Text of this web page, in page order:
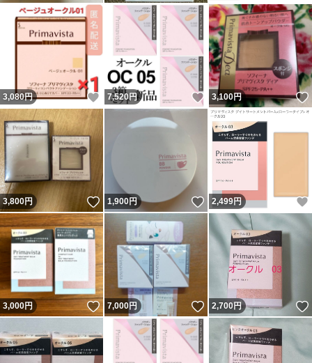
3,080円 いいね！
7,520円 いいね！
3,100円
3,800円 いいね！
1,900円 いいね！
2,499円
3,000円 いいね！
7,000円 いいね！
2,700円